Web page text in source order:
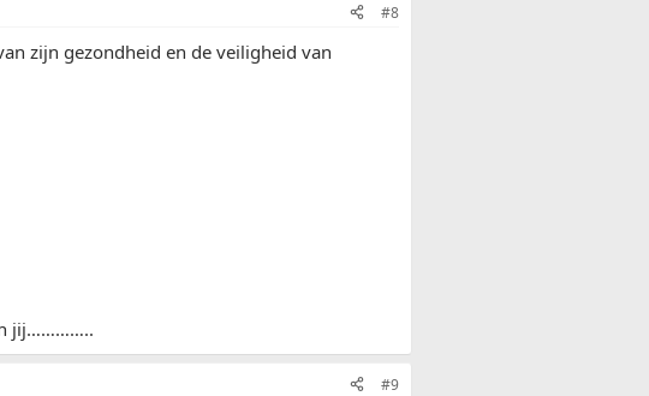
#8
zijn gezondheid en de veiligheid van
jij…………..
#9